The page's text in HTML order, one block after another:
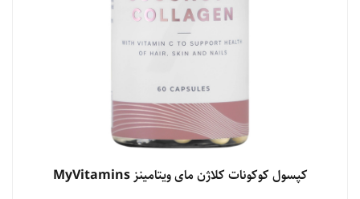
مشاهده محصول
کپسول کوکونات کلاژن مای ویتامینز MyVitamins